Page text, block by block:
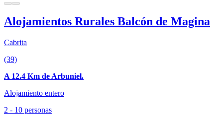
Alojamientos Rurales Balcón de Magina
Cabrita
(39)
A 12.4 Km de Arbuniel.
Alojamiento entero
2 - 10 personas